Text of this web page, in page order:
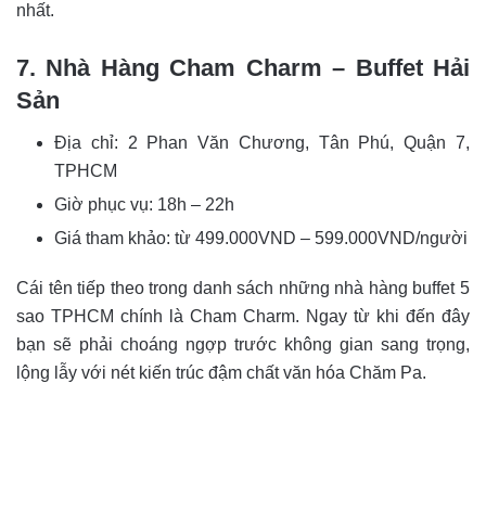
nhất.
7. Nhà Hàng Cham Charm – Buffet Hải
Sản
Địa chỉ: 2 Phan Văn Chương, Tân Phú, Quận 7,
TPHCM
Giờ phục vụ: 18h – 22h
Giá tham khảo: từ 499.000VND – 599.000VND/người
Cái tên tiếp theo trong danh sách những nhà hàng buffet 5
sao TPHCM chính là Cham Charm. Ngay từ khi đến đây
bạn sẽ phải choáng ngợp trước không gian sang trọng,
lộng lẫy với nét kiến trúc đậm chất văn hóa Chăm Pa.